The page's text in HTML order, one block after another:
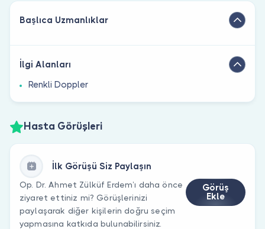
Başlıca Uzmanlıklar
İlgi Alanları
Renkli Doppler
Hasta Görüşleri
İlk Görüşü Siz Paylaşın
Op. Dr. Ahmet Zülküf Erdem’ı daha önce
ziyaret ettiniz mi? Görüşlerinizi
paylaşarak diğer kişilerin doğru seçim
yapmasına katkıda bulunabilirsiniz.
Görüş
Ekle